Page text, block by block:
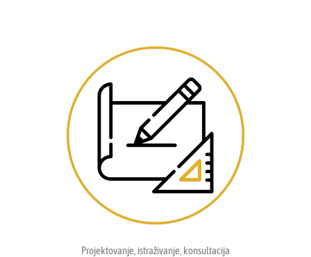
Projektovanje, istraživanje, konsultacija